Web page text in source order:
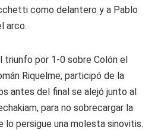
como delantero y a Pablo
arco.
triunfo por 1-0 sobre Colón el
Riquelme, participó de la
antes del final se alejó junto al
para no sobrecargar la
lo persigue una molesta sinovitis.